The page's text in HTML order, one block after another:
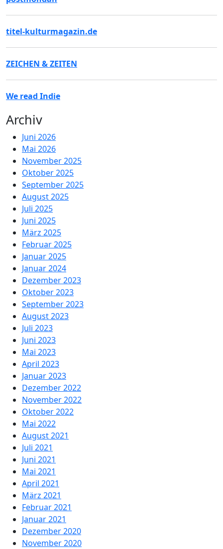
titel-kulturmagazin.de
ZEICHEN & ZEITEN
We read Indie
Archiv
Juni 2026
Mai 2026
November 2025
Oktober 2025
September 2025
August 2025
Juli 2025
Juni 2025
März 2025
Februar 2025
Januar 2025
Januar 2024
Dezember 2023
Oktober 2023
September 2023
August 2023
Juli 2023
Juni 2023
Mai 2023
April 2023
Januar 2023
Dezember 2022
November 2022
Oktober 2022
Mai 2022
August 2021
Juli 2021
Juni 2021
Mai 2021
April 2021
März 2021
Februar 2021
Januar 2021
Dezember 2020
November 2020